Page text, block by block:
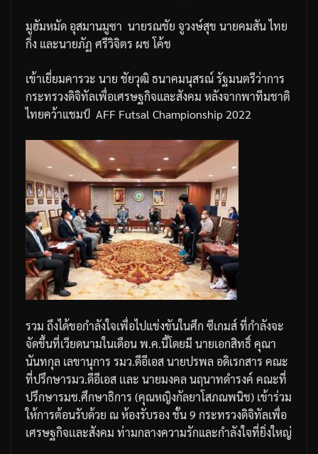
มูฮัมหมัดอุสมานมูซา นายรณชัย จูวงษ์สุข นายคมสันไทย
กิ่ง และนายภัฏ ศรีวิจิตร ผช โค้ช
เข้าเยี่ยมคารวะ นาย ชัยวุฒิ ธนาคมนุสรณ์รัฐมนตรีว่าการ
กระทรวงดิจิทัลเพื่อเศรษฐกิจและสังคม หลังจากพาทีมชาติ
ไทยคว้าแชมป์ AFF​ Futsal​ Championship​ 2022
รวม ถึงได้ขอกำลังใจเพื่อไปแข่งขันในศึก ซีเกมส์ที่กำลังจะ
จัดขึ้นที่เวียดนามในเดือนพ.ค.นี้โดยมี นายเอกสิทธิ์ คุณา
นันทกุล เลขานุการ รมว.ดีอีเอสนายปรพล อดิเรกสาร คณะ
ที่ปรึกษารมว.ดีอีเอส เเละ นายมงคล นฤนาทดำรงค์ คณะที่
ปรึกษารมช.ศึกษาธิการ (คุณหญิงกัลยาโสภณพนิช) เข้าร่วม
ให้การต้อนรับด้วย ณห้องรับรอง ชั้น9 กระทรวงดิจิทัลเพื่อ
เศรษฐกิจเเละสังคม ท่ามกลางความรักและกำลังใจที่ยิ่งใหญ่